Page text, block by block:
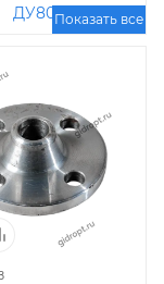
ДУ80 Показать все